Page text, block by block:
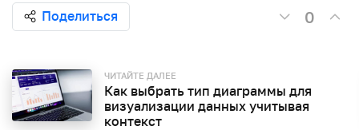
Поделиться 0
ЧИТАЙТЕ ДАЛЕЕ
Как выбрать тип диаграммы для
визуализации данных учитывая
контекст